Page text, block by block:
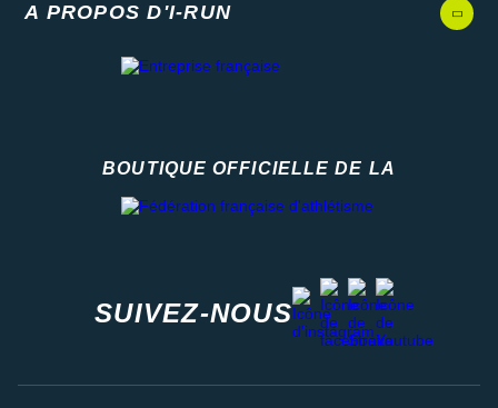
A PROPOS D'I-RUN
BOUTIQUE OFFICIELLE DE LA
SUIVEZ-NOUS
instagram
facebook
stravayoutube